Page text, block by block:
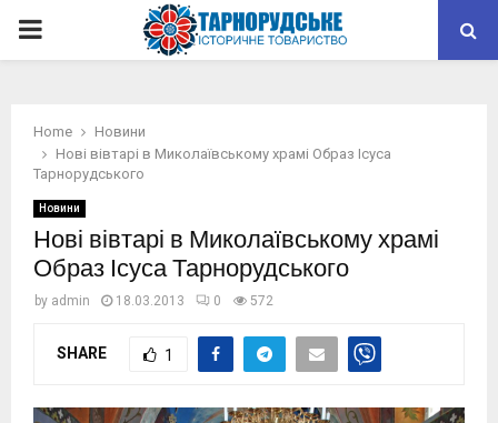
PRIMARY
Home
Новини
Нові вівтарі в Миколаївському храмі Образ Ісуса
Тарнорудського
Новини
Нові вівтарі в Миколаївському храмі
Образ Ісуса Тарнорудського
by admin 18.03.2013 0 572
SHARE 1